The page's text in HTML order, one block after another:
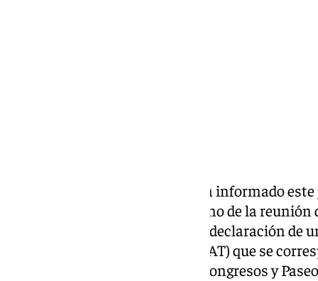
ha informado
Andalucía ha aceptado, en el seno de la
Comercio, su propuesta para la declaración de
de Gran Afluencia Turística (ZGAT) que se
mayoría, la zona de Palacio de Congresos y